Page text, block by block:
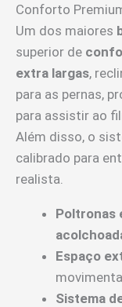
Conforto
Um dos maiores
superior de
extra largas,
para as pernas,
para assistir ao
Além disso, o
calibrado para
realista.
Poltronas
Espaço
Sistema